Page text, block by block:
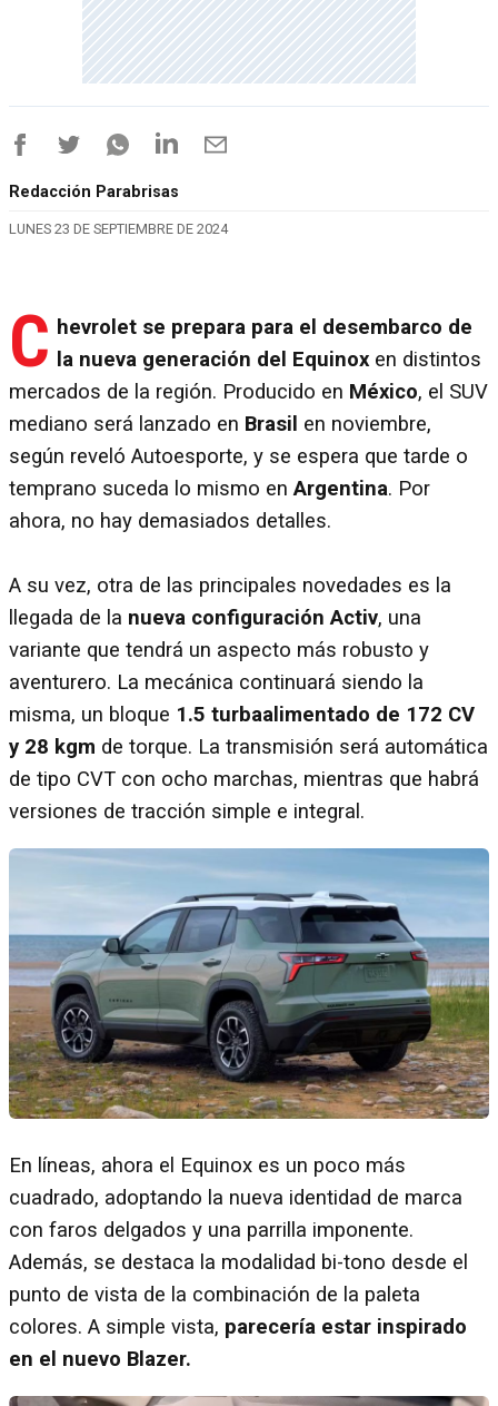
Redacción Parabrisas
LUNES 23 DE SEPTIEMBRE DE 2024
C hevrolet se prepara para el desembarco de
la nueva generación del Equinox en distintos
mercados de la región. Producido en México, el SUV
mediano será lanzado en Brasil en noviembre,
según reveló Autoesporte, y se espera que tarde o
temprano suceda lo mismo enArgentina. Por
ahora, no hay demasiados detalles.
A su vez, otra de las principales novedades es la
llegada de la nueva configuración Activ, una
variante que tendrá un aspecto más robusto y
aventurero. La mecánica continuará siendo la
misma, un bloque 1.5 turbaalimentado de 172 CV
y 28 kgm de torque. La transmisión será automática
de tipo CVT con ocho marchas, mientras que habrá
versiones de tracción simple e integral.
En líneas, ahora el Equinox es un poco más
cuadrado, adoptando la nueva identidad de marca
con faros delgados y una parrilla imponente.
Además, se destaca la modalidad bi-tono desde el
punto de vista de la combinación de la paleta
colores. A simple vista, parecería estar inspirado
en el nuevo Blazer.